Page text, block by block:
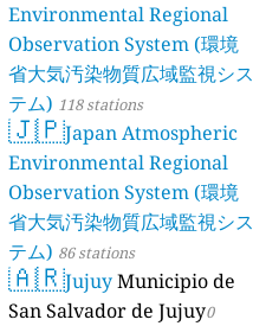
Environmental Regional
Observation System (環境
省大気汚染物質広域監視シス
テム) 118 stations
🇯🇵Japan Atmospheric
Environmental Regional
Observation System (環境
省大気汚染物質広域監視シス
テム) 86 stations
🇦🇷Jujuy Municipio de
San Salvador de Jujuy0